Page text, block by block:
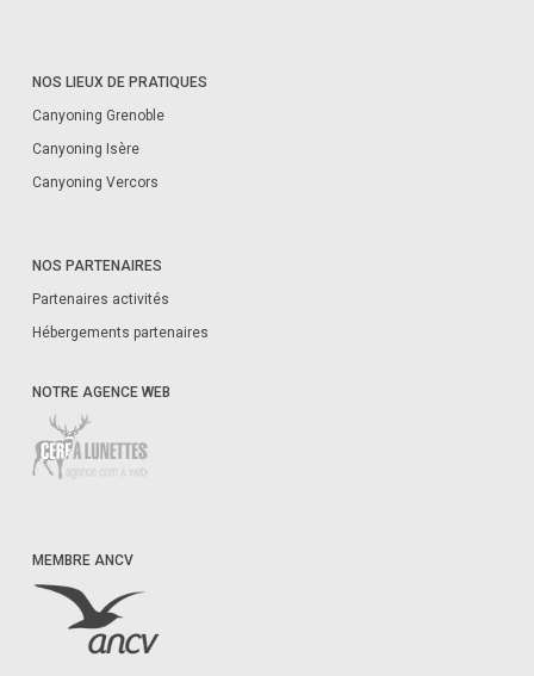
NOS LIEUX DE PRATIQUES
Canyoning Grenoble
Canyoning Isère
Canyoning Vercors
NOS PARTENAIRES
Partenaires activités
Hébergements partenaires
NOTRE AGENCE WEB
MEMBRE ANCV